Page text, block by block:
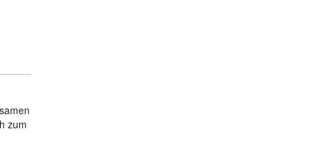
zum